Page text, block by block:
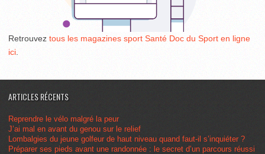
Retrouvez tous les magazines sport Santé Doc du Sport en ligne
ici
ARTICLES RÉCENTS
Reprendre le vélo malgré la peur
J’ai mal en avant du genou sur le relief
Lombalgies du jeune golfeur de haut niveau quand faut-il s’inquiéter ?
Préparer ses pieds avant une randonnée : le secret d’un parcours réussi